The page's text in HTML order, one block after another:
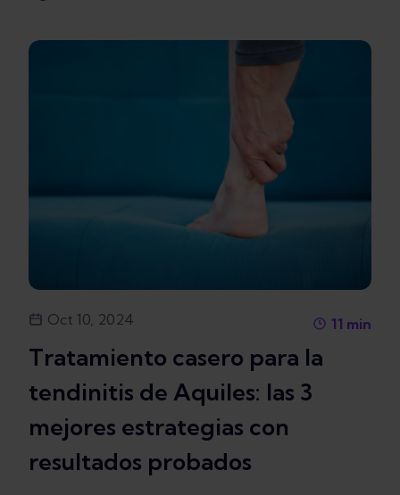
Oct 10, 2024 11 min
Tratamiento casero para la
tendinitis de Aquiles: las 3
mejores estrategias con
resultados probados